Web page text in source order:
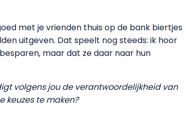
met je vrienden thuis op de bank biertjes
uitgeven. Dat speelt nog steeds: ik hoor
maar dat ze daar naar hun
volgens jou de verantwoordelijkheid van
keuzes te maken?